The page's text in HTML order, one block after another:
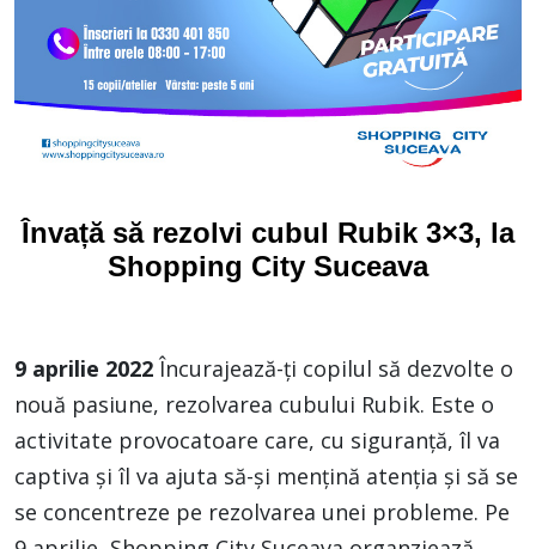
Învață să rezolvi cubul Rubik 3×3, la
Shopping City Suceava
9 aprilie 2022 Încurajează-ți copilul să dezvolte o
nouă pasiune, rezolvarea cubului Rubik. Este o
activitate provocatoare care, cu siguranță, îl va
captiva și îl va ajuta să-și mențină atenția și să se
se concentreze pe rezolvarea unei probleme. Pe